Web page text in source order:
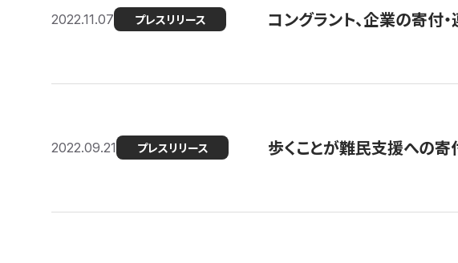
2022.11.07 プレスリリース コングラント、企業の寄
2022.09.21 プレスリリース 歩くことが難民支援への